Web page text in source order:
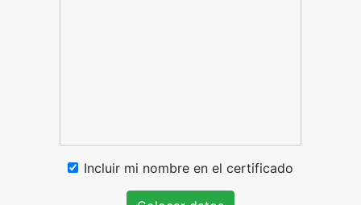
Incluir mi nombre en el certificado